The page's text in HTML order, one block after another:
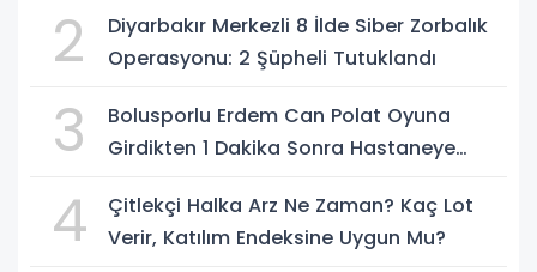
2
Diyarbakır Merkezli 8 İlde Siber Zorbalık
Operasyonu: 2 Şüpheli Tutuklandı
3
Bolusporlu Erdem Can Polat Oyuna
Girdikten 1 Dakika Sonra Hastaneye
4
Çitlekçi Halka Arz Ne Zaman? Kaç Lot
Verir, Katılım Endeksine Uygun Mu?